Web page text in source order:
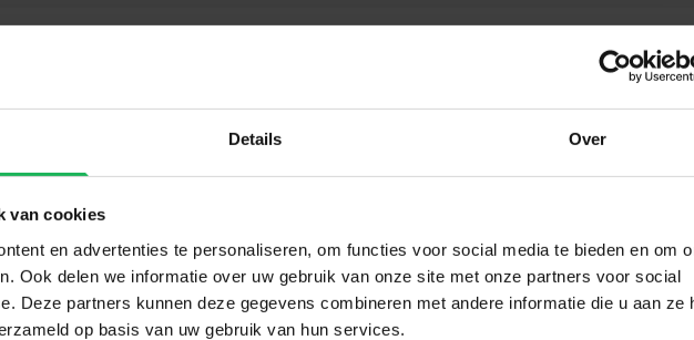
Details Over
van cookies
en advertenties te personaliseren, om functies voor social media te bieden en om
Ook delen we informatie over uw gebruik van onze site met onze partners voor social
Deze partners kunnen deze gegevens combineren met andere informatie die u aan ze
op basis van uw gebruik van hun services.
mail